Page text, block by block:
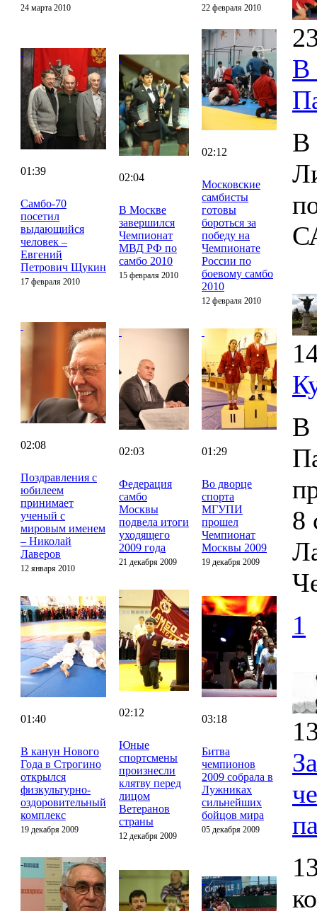
24 марта 2010 22 февраля 2010
01:39
Cамбо-70
посетил
выдающийся
человек –
Евгений
Петрович Щукин
17 февраля 2010
02:04
В Москве
завершился
Чемпионат
МВД РФ по
самбо 2010
15 февраля 2010
02:12
Московские
самбисты
готовы
бороться за
победу на
Чемпионате
России по
боевому самбо
2010
12 февраля 2010
02:08
Поздравления с
юбилеем
принимает
ученый с
мировым именем
– Николай
Лаверов
12 января 2010
02:03
Федерация
самбо
Москвы
подвела итоги
уходящего
2009 года
21 декабря 2009
01:29
Во дворце
спорта
МГУПИ
прошел
Чемпионат
Москвы 2009
19 декабря 2009
01:40
В канун Нового
Года в Строгино
открылся
физкультурно-
оздоровительный
комплекс
19 декабря 2009
02:12
Юные
спортсмены
произнесли
клятву перед
лицом
Ветеранов
страны
12 декабря 2009
03:18
Битва
чемпионов
2009 собрала в
Лужниках
сильнейших
бойцов мира
05 декабря 2009
В
В
В
8
1